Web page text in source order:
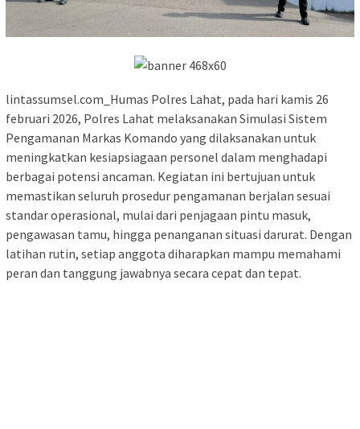
lintassumsel.com_Humas Polres Lahat, pada hari kamis 26
februari 2026, Polres Lahat melaksanakan Simulasi Sistem
Pengamanan Markas Komando yang dilaksanakan untuk
meningkatkan kesiapsiagaan personel dalam menghadapi
berbagai potensi ancaman. Kegiatan ini bertujuan untuk
memastikan seluruh prosedur pengamanan berjalan sesuai
standar operasional, mulai dari penjagaan pintu masuk,
pengawasan tamu, hingga penanganan situasi darurat. Dengan
latihan rutin, setiap anggota diharapkan mampu memahami
peran dan tanggung jawabnya secara cepat dan tepat.